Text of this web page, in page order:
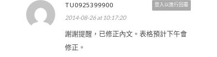
登入以進行回覆
TU0925399900
2014-08-26 at 10:17:20
謝謝提醒，已修正內文。表格預計下午會
修正。